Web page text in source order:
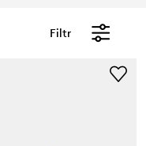
Filtr